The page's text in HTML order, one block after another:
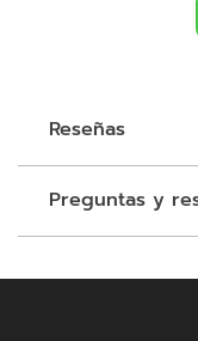
Reseñas
Preguntas y